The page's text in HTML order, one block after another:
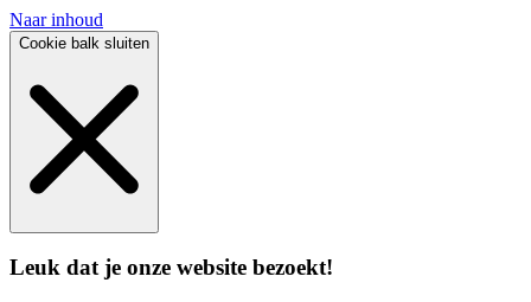
Naar inhoud
Cookie balk sluiten
Leuk dat je onze website bezoekt!